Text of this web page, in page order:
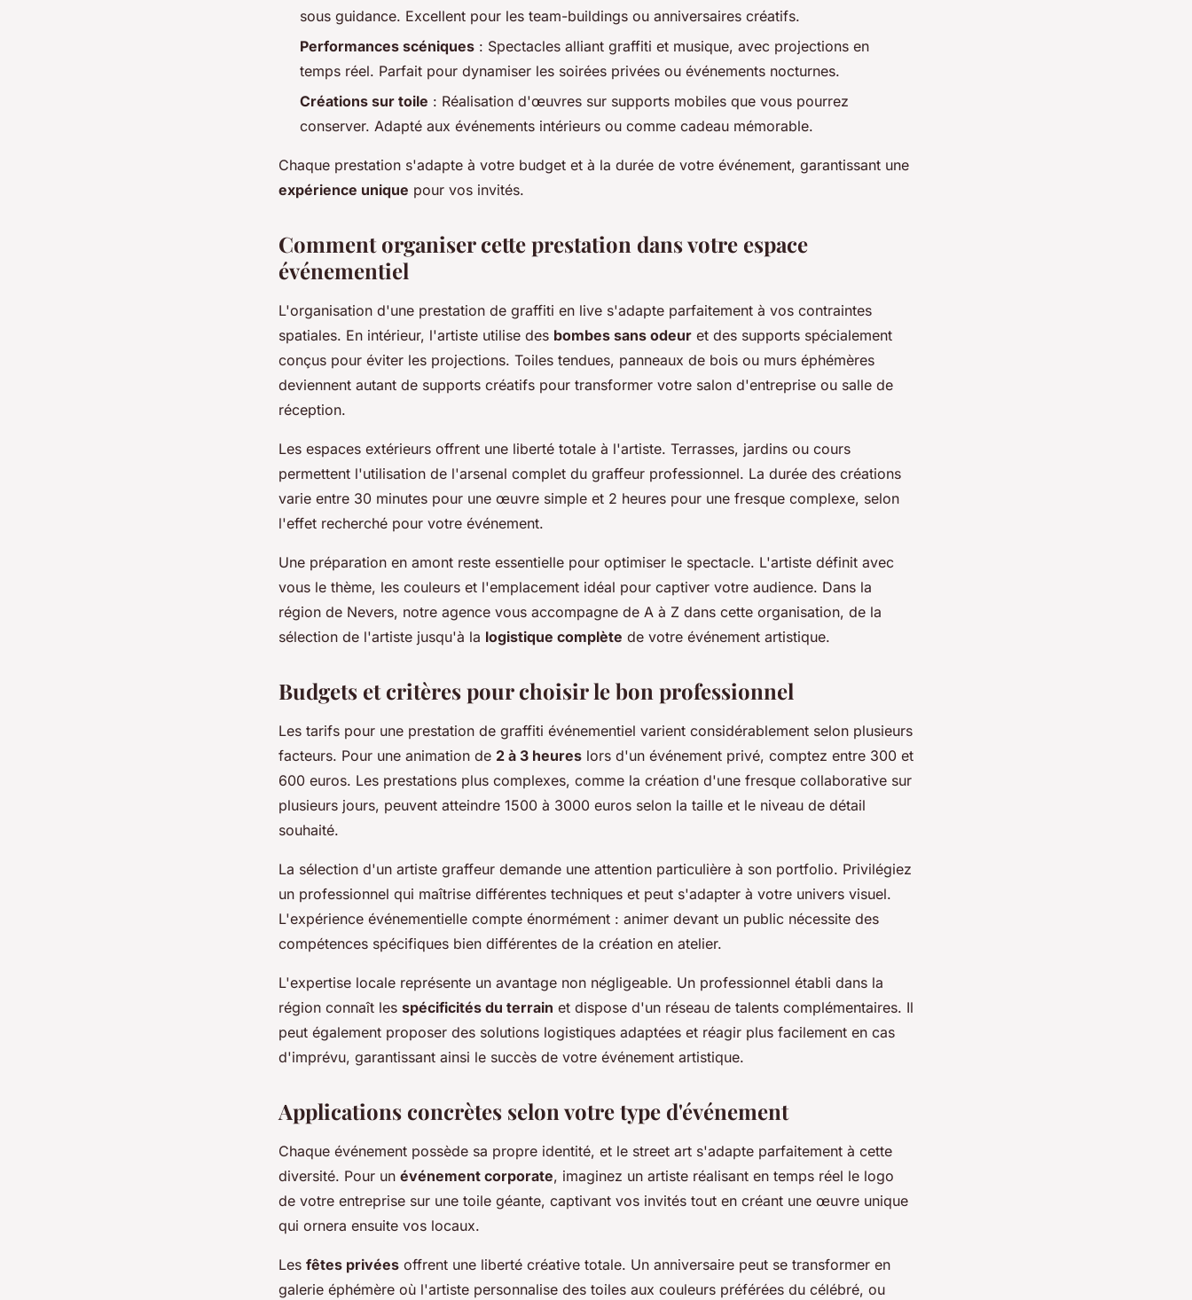
sous guidance. Excellent pour les team-buildings ou anniversaires créatifs.
Performances scéniques : Spectacles alliant graffiti et musique, avec projections en
temps réel. Parfait pour dynamiser les soirées privées ou événements nocturnes.
Créations sur toile : Réalisation d'œuvres sur supports mobiles que vous pourrez
conserver. Adapté aux événements intérieurs ou comme cadeau mémorable.
Chaque prestation s'adapte à votre budget et à la durée de votre événement, garantissant une
expérience unique pour vos invités.
Comment organiser cette prestation dans votre espace
événementiel
L'organisation d'une prestation de graffiti en live s'adapte parfaitement à vos contraintes
spatiales. En intérieur, l'artiste utilise des bombes sans odeur et des supports spécialement
conçus pour éviter les projections. Toiles tendues, panneaux de bois ou murs éphémères
deviennent autant de supports créatifs pour transformer votre salon d'entreprise ou salle de
réception.
Les espaces extérieurs offrent une liberté totale à l'artiste. Terrasses, jardins ou cours
permettent l'utilisation de l'arsenal complet du graffeur professionnel. La durée des créations
varie entre 30 minutes pour une œuvre simple et 2 heures pour une fresque complexe, selon
l'effet recherché pour votre événement.
Une préparation en amont reste essentielle pour optimiser le spectacle. L'artiste définit avec
vous le thème, les couleurs et l'emplacement idéal pour captiver votre audience. Dans la
région de Nevers, notre agence vous accompagne de A à Z dans cette organisation, de la
sélection de l'artiste jusqu'à la logistique complète de votre événement artistique.
Budgets et critères pour choisir le bon professionnel
Les tarifs pour une prestation de graffiti événementiel varient considérablement selon plusieurs
facteurs. Pour une animation de 2 à 3 heures lors d'un événement privé, comptez entre 300 et
600 euros. Les prestations plus complexes, comme la création d'une fresque collaborative sur
plusieurs jours, peuvent atteindre 1500 à 3000 euros selon la taille et le niveau de détail
souhaité.
La sélection d'un artiste graffeur demande une attention particulière à son portfolio. Privilégiez
un professionnel qui maîtrise différentes techniques et peut s'adapter à votre univers visuel.
L'expérience événementielle compte énormément : animer devant un public nécessite des
compétences spécifiques bien différentes de la création en atelier.
L'expertise locale représente un avantage non négligeable. Un professionnel établi dans la
région connaît les spécificités du terrain et dispose d'un réseau de talents complémentaires. Il
peut également proposer des solutions logistiques adaptées et réagir plus facilement en cas
d'imprévu, garantissant ainsi le succès de votre événement artistique.
Applications concrètes selon votre type d'événement
Chaque événement possède sa propre identité, et le street art s'adapte parfaitement à cette
diversité. Pour un événement corporate, imaginez un artiste réalisant en temps réel le logo
de votre entreprise sur une toile géante, captivant vos invités tout en créant une œuvre unique
qui ornera ensuite vos locaux.
Les fêtes privées offrent une liberté créative totale. Un anniversaire peut se transformer en
galerie éphémère où l'artiste personnalise des toiles aux couleurs préférées du célébré, ou